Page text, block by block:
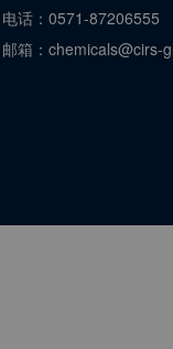
电话： 0571-87206555
邮箱： chemicals@cirs-